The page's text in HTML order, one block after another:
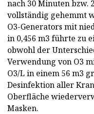
nach 30 Minuten bzw.
vollständig gehemmt
O3-Generators mit
in 0,456 m3 führte zu
obwohl der
Verwendung von O3
O3/L in einem 56 m3
Desinfektion aller
Oberfläche
Masken.